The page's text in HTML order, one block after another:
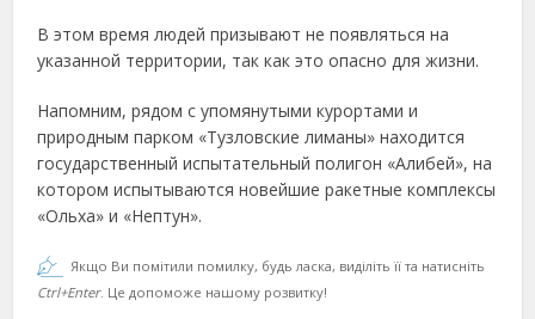
В этом время людей призывают не появляться на
указанной территории, так как это опасно для жизни.
Напомним, рядом с упомянутыми курортами и
природным парком «Тузловские лиманы» находится
государственный испытательный полигон «Алибей», на
котором испытываются новейшие ракетные комплексы
«Ольха» и «Нептун».
Якщо Ви помітили помилку, будь ласка, виділіть її та натисніть
Ctrl+Enter. Це допоможе нашому розвитку!